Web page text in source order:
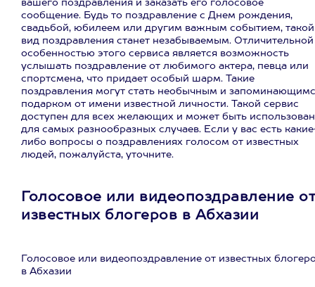
вашего поздравления и заказать его голосовое
сообщение. Будь то поздравление с Днем рождения,
свадьбой, юбилеем или другим важным событием, такой
вид поздравления станет незабываемым. Отличительной
особенностью этого сервиса является возможность
услышать поздравление от любимого актера, певца или
спортсмена, что придает особый шарм. Такие
поздравления могут стать необычным и
подарком от имени известной личности. Такой сервис
доступен для всех желающих и может быть использован
для самых разнообразных случаев. Если у вас есть
либо вопросы о поздравлениях голосом от известных
людей, пожалуйста, уточните.
Голосовое или видеопоздравление от
известных блогеров в Абхазии
Голосовое или видеопоздравление от известных
в Абхазии